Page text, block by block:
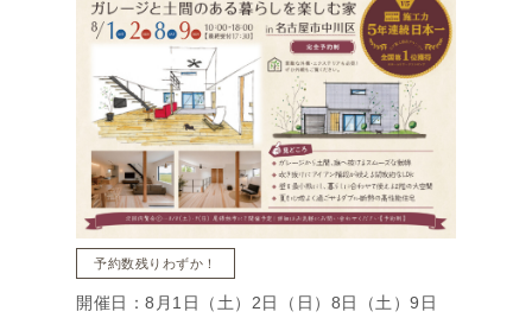
予約数残りわずか！
開催日：8月1日（土）2日（日）8日（土）9日